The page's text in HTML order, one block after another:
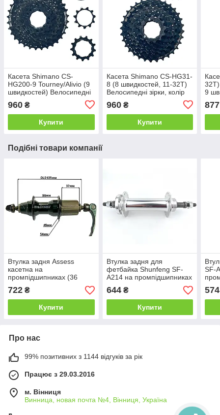
Касета Shimano CS-
HG200-9 Tourney/Alivio (9
швидкостей) Велосипедні
960 ₴
Купити
Касета Shimano CS-HG31-
8 (8 швидкостей, 11-32T)
Велосипедні зірки, колір
960₴
Купити
32T)
9
877
Подібні товари компанії
Втулка задня Assess
касетна на
промпідшипниках (36
спиць) під касету 8-9 на
ексцентрику, під ободне
гальмо (V-Brake) чорна
722 ₴
Купити
Втулка задня для
фетбайка Shunfeng SF-
A214 на промпідшипниках
(36 спиць) під тріскачку на
гайках, під дискове гальмо
644₴
Купити
SF-
574
Про нас
99% позитивних з 1144 відгуків за рік
Працює з 29.03.2016
м. Вінниця
Винница, новая почта №4, Вінниця, Україна